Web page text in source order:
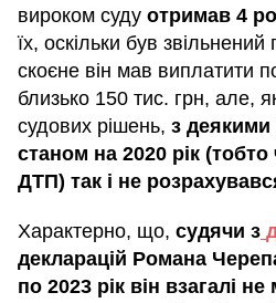
вироком суду отримав 4
їх, оскільки був звільнений
скоєне він мав виплатити
близько 150 тис. грн, але,
судових рішень, з
станом на 2020 рік (тобто
ДТП) так і не
Характерно, що, судячи з
декларацій Романа
по 2023 рік він взагалі